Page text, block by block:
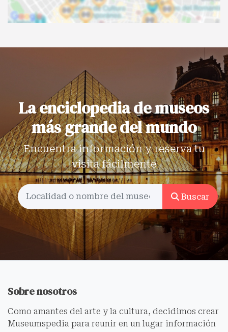
La enciclopedia de museos
más grande del mundo
Encuentra información y reserva tu
visita fácilmente
Buscar
Sobre nosotros
Como amantes del arte y la cultura, decidimos crear
Museumspedia para reunir en un lugar información